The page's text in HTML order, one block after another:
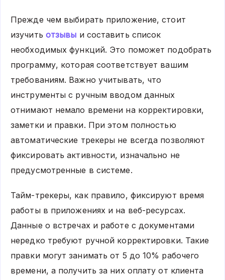
Прежде чем выбирать приложение, стоит
изучить отзывы и составить список
необходимых функций. Это поможет подобрать
программу, которая соответствует вашим
требованиям. Важно учитывать, что
инструменты с ручным вводом данных
отнимают немало времени на корректировки,
заметки и правки. При этом полностью
автоматические трекеры не всегда позволяют
фиксировать активности, изначально не
предусмотренные в системе.
Тайм-трекеры, как правило, фиксируют время
работы в приложениях и на веб-ресурсах.
Данные о встречах и работе с документами
нередко требуют ручной корректировки. Такие
правки могут занимать от 5 до 10% рабочего
времени, а получить за них оплату от клиента